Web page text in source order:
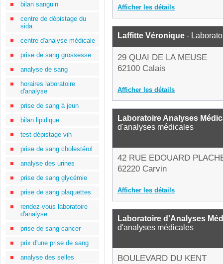
bilan sanguin
centre de dépistage du
sida
centre d'analyse médicale
prise de sang grossesse
analyse de sang
horaires laboratoire
d'analyse
prise de sang à jeun
bilan lipidique
test dépistage vih
prise de sang cholestérol
analyse des urines
prise de sang glycémie
prise de sang plaquettes
rendez-vous laboratoire
d'analyse
prise de sang cancer
prix d'une prise de sang
analyse des selles
Afficher les détails
Laffitte Véronique -
29 QUAI DE LA MEUSE
62100 Calais
Afficher les détails
Laboratoire Analyses
d'analyses médicales
42 RUE EDOUARD
62220 Carvin
Afficher les détails
Laboratoire d'Analyses
d'analyses médicales
BOULEVARD DU KENT